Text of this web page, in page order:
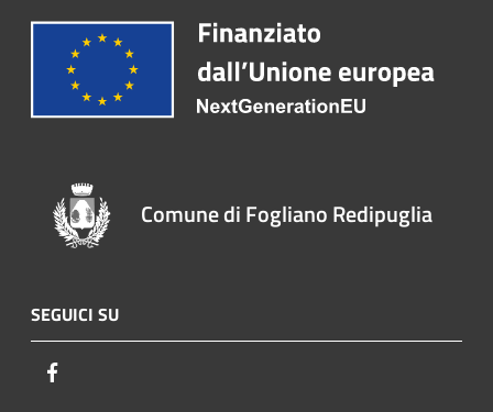
Comune di Fogliano Redipuglia
SEGUICI SU